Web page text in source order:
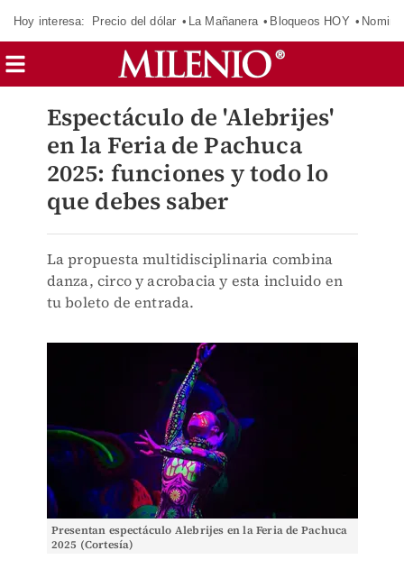
Hoy interesa: Precio del dólar La Mañanera Bloqueos HOY
Espectáculo de 'Alebrijes'
en la Feria de Pachuca
2025: funciones y todo lo
que debes saber
La propuesta multidisciplinaria combina
danza, circo y acrobacia y esta incluido en
tu boleto de entrada.
Presentan espectáculo Alebrijes en la Feria de Pachuca
2025 (Cortesía)